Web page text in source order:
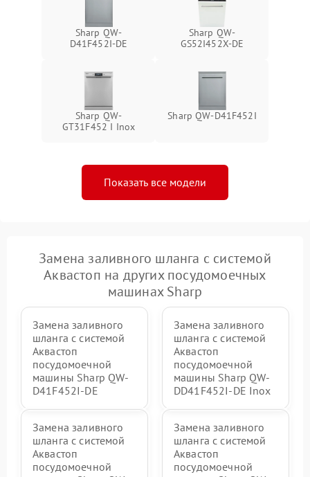
Sharp QW-
D41F452I-DE
Sharp QW-
GS52I452X-DE
Sharp QW-
GT31F452 I Inox
Sharp QW-D41F452I
Показать все модели
Замена заливного шланга с системой
Аквастоп на других посудомоечных
машинах Sharp
Замена заливного
шланга с системой
Аквастоп
посудомоечной
машины Sharp QW-
D41F452I-DE
Замена заливного
шланга с системой
Аквастоп
посудомоечной
машины Sharp QW-
DD41F452I-DE Inox
Замена заливного
шланга с системой
Аквастоп
посудомоечной
Замена заливного
шланга с системой
Аквастоп
посудомоечной